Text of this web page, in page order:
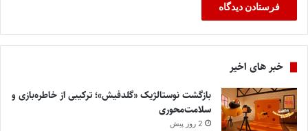
خبر های اخیر
بازگشت نوستالژیک «گلدفیش»؛ ترکیبی از خاطره‌بازی و
سلامت‌محوری
2 روز پیش